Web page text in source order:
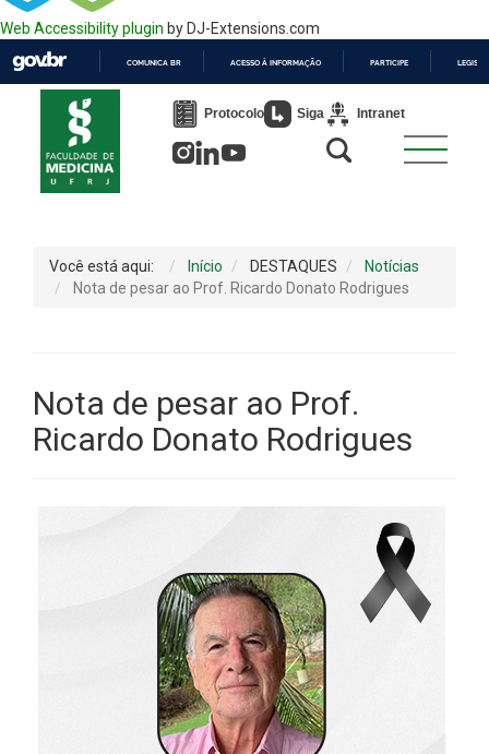
Web Accessibility plugin by DJ-Extensions.com
PARA
COMUNICA BR ACESSO À INFORMAÇÃO PARTICIPE
Protocolo Siga Intranet
Você está aqui: Início DESTAQUES
Notícias
Nota de pesar ao Prof. Ricardo Donato Rodrigues
Nota de pesar ao Prof.
Ricardo Donato Rodrigues